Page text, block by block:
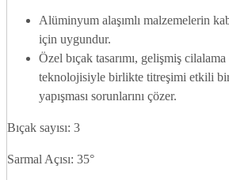
Alüminyum alaşımlı malzemelerin
için uygundur.
Özel bıçak tasarımı, gelişmiş
teknolojisiyle birlikte titreşimi etkili
yapışması sorunlarını çözer.
Bıçak sayısı: 3
Sarmal Açısı: 35°